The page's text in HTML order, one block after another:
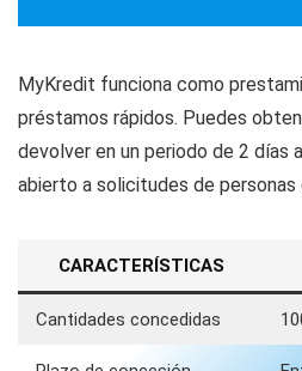
MyKredit funciona como
préstamos rápidos. Puedes
devolver en un periodo de 2 días
abierto a solicitudes de personas
CARACTERÍSTICAS
Cantidades concedidas